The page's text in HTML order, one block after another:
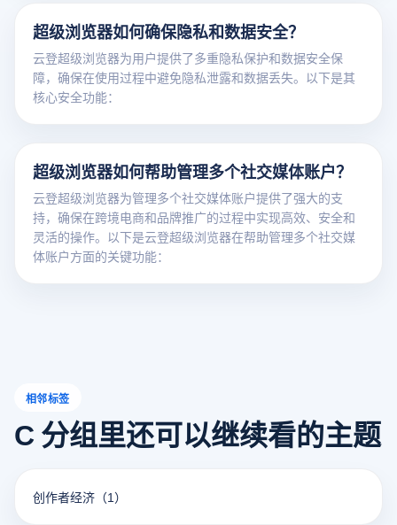
超级浏览器如何确保隐私和数据安全？
云登超级浏览器为用户提供了多重隐私保护和数据安全保
障，确保在使用过程中避免隐私泄露和数据丢失。以下是其
核心安全功能：
超级浏览器如何帮助管理多个社交媒体账户？
云登超级浏览器为管理多个社交媒体账户提供了强大的支
持，确保在跨境电商和品牌推广的过程中实现高效、安全和
灵活的操作。以下是云登超级浏览器在帮助管理多个社交媒
体账户方面的关键功能：
相邻标签
C 分组里还可以继续看的主题
创作者经济 （1）